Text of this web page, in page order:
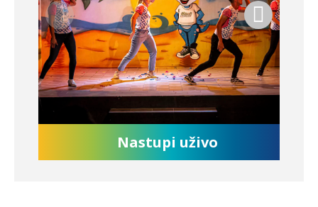
Nastupi uživo